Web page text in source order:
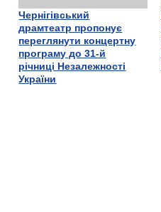
Чернігівський
драмтеатр пропонує
переглянути концертну
програму до 31-й
річниці Незалежності
України